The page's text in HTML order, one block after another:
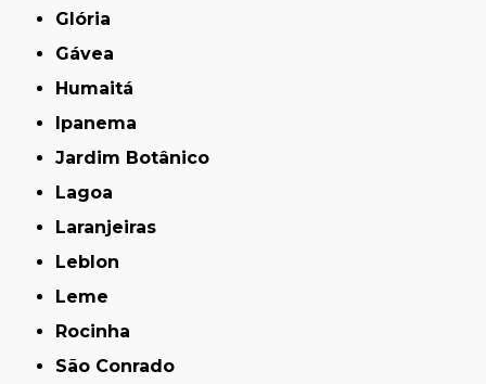
Glória
Gávea
Humaitá
Ipanema
Jardim Botânico
Lagoa
Laranjeiras
Leblon
Leme
Rocinha
São Conrado